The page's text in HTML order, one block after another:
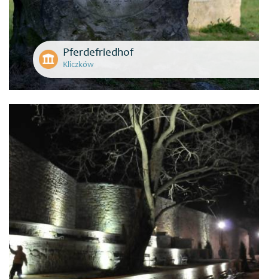
Pferdefriedhof
Kliczków